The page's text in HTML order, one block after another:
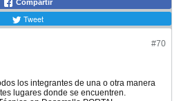
Compartir
Tweet
#70
los integrantes de una o otra manera
lugares donde se encuentren.